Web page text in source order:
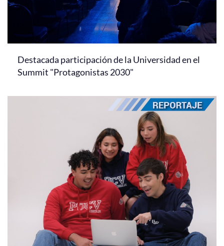
Destacada participación de la Universidad en el
Summit "Protagonistas 2030"